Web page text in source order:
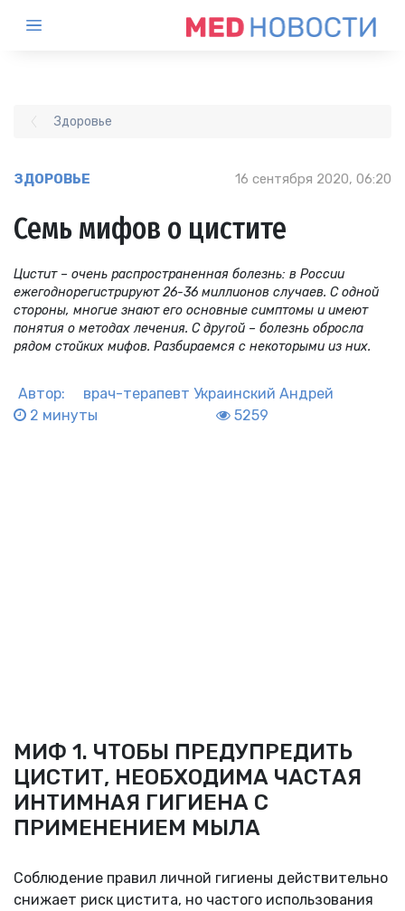
Здоровье
ЗДОРОВЬЕ 16 сентября 2020, 06:20
Семь мифов о цистите
Цистит – очень распространенная болезнь: в России
ежегоднорегистрируют 26-36 миллионов случаев. С одной
стороны, многие знают его основные симптомы и имеют
понятия о методах лечения. С другой – болезнь обросла
рядом стойких мифов. Разбираемся с некоторыми из них.
Автор: врач-терапевт Украинский Андрей
2 минуты
5259
МИФ 1. ЧТОБЫ ПРЕДУПРЕДИТЬ
ЦИСТИТ, НЕОБХОДИМА ЧАСТАЯ
ИНТИМНАЯ ГИГИЕНА С
ПРИМЕНЕНИЕМ МЫЛА
Соблюдение правил личной гигиены действительно
снижает риск цистита, но частого использования